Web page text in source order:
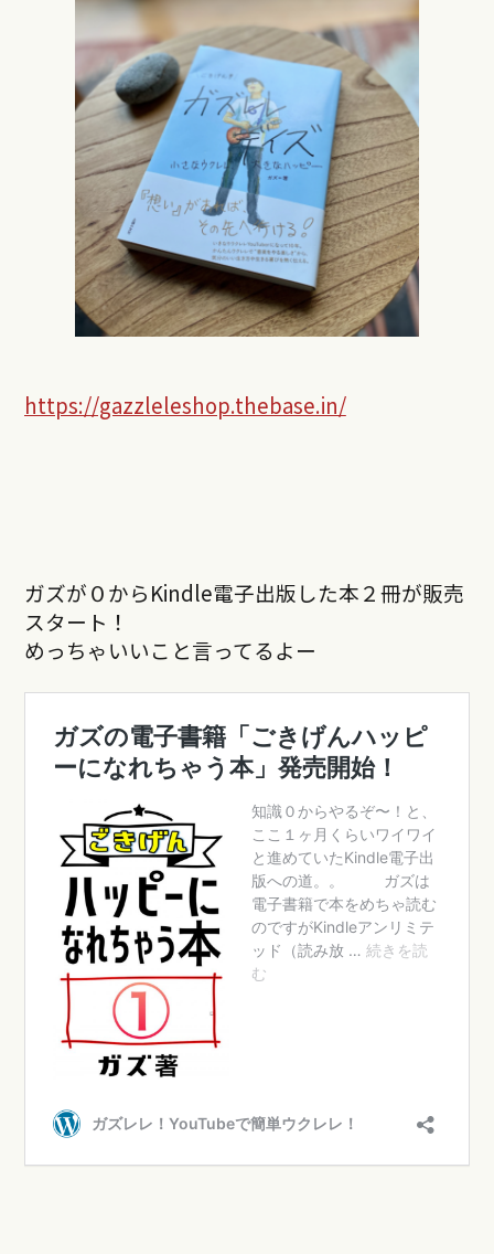
https://gazzleleshop.thebase.in/
ガズが０からKindle電子出版した本２冊が販売
スタート！
めっちゃいいこと言ってるよー